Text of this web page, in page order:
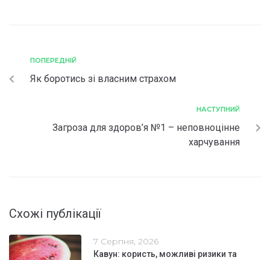
ПОПЕРЕДНІЙ
Як боротись зі власним страхом
НАСТУПНИЙ
Загроза для здоров’я №1 – неповноцінне
харчування
Схожі публікації
7 Серпня, 2026
Кавун: користь, можливі ризики та